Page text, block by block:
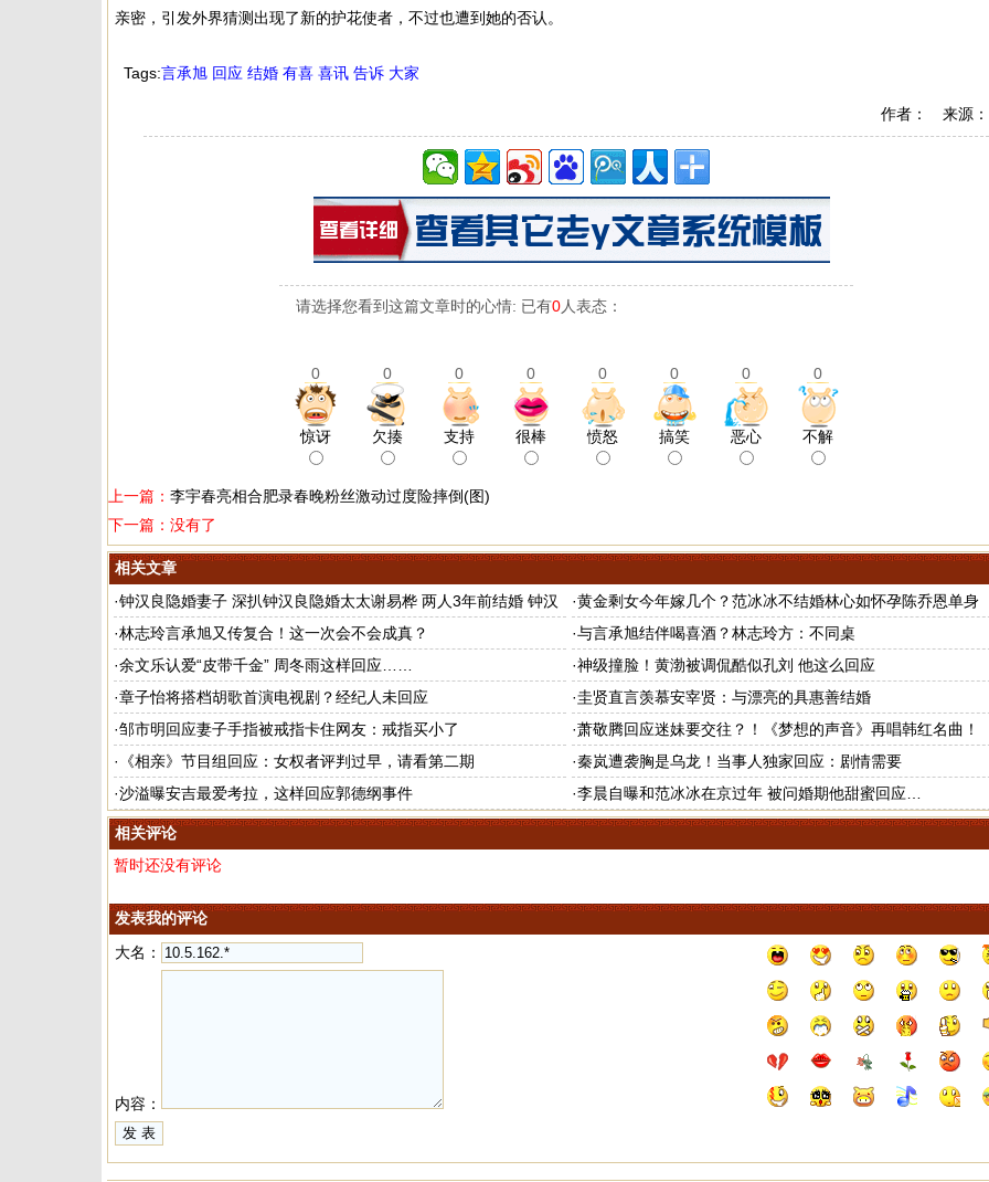
亲密，引发外界猜测出现了新的护花使者，不过也遭到她的否认。
Tags:言承旭 回应 结婚 有喜 喜讯 告诉 大家
作者： 来源：
请选择您看到这篇文章时的心情: 已有0人表态：
0 0 0 0 0 0 0 0
惊讶 欠揍 支持 很棒 愤怒 搞笑 恶心 不解
上一篇： 李宇春亮相合肥录春晚粉丝激动过度险摔倒(图)
下一篇：没有了
相关文章
·钟汉良隐婚妻子 深扒钟汉良隐婚太太谢易桦 两人3年前结婚 钟汉
良主演的电视剧
·黄金剩女今年嫁几个？范冰冰不结婚林心如怀孕陈乔恩单身
·林志玲言承旭又传复合！这一次会不会成真？ ·与言承旭结伴喝喜酒？林志玲方：不同桌
·余文乐认爱“皮带千金” 周冬雨这样回应…… ·神级撞脸！黄渤被调侃酷似孔刘 他这么回应
·章子怡将搭档胡歌首演电视剧？经纪人未回应 ·圭贤直言羡慕安宰贤：与漂亮的具惠善结婚
·邹市明回应妻子手指被戒指卡住网友：戒指买小了 ·萧敬腾回应迷妹要交往？！《梦想的声音》再唱韩红名曲！
·
《相亲》节目组回应：女权者评判过早，请看第二期 ·秦岚遭袭胸是乌龙！当事人独家回应：剧情需要
·沙溢曝安吉最爱考拉，这样回应郭德纲事件 ·李晨自曝和范冰冰在京过年 被问婚期他甜蜜回应…
相关评论
暂时还没有评论
发表我的评论
大名：
内容：